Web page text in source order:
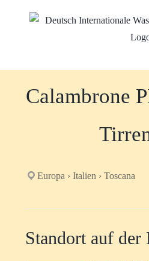
Calambrone
Europa › Italien › Toscana
Standort auf der